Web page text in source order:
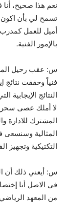
نعم هذا صحيح،
تسمح لي بأن اكون
أميل للعمل كمدرب
بالإمور الفنية.
س: عقب رحيل
فنياً وحققت نتائج
النتائج
لا أملك عصى
المشترك للادارة
المثالية وسنسعى
التكتيكية وتجهيز
س: أيعني ذلك أن
في الاصل أنا
من المعهد